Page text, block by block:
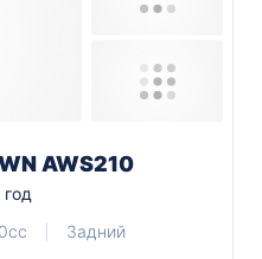
AWS210
Задний